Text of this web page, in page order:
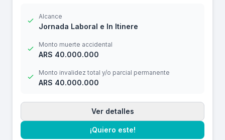
Alcance
Jornada Laboral e In Itinere
Monto muerte accidental
ARS 40.000.000
Monto invalidez total y/o parcial permanente
ARS 40.000.000
Ver detalles
¡Quiero este!